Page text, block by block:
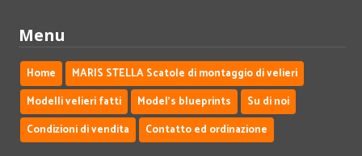
Menu
Home
MARIS STELLA Scatole di montaggio di velieri
Modelli velieri fatti
Model's blueprints
Su di noi
Condizioni di vendita
Contatto ed ordinazione